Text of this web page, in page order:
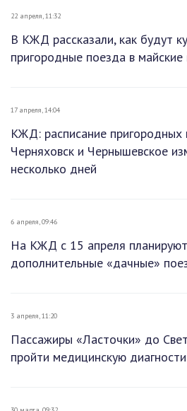
22 апреля, 11:32
В КЖД рассказали, как будут
пригородные поезда в майские
17 апреля, 14:04
КЖД: расписание пригородных
Черняховск и Чернышевское
несколько дней
6 апреля, 09:46
На КЖД с 15 апреля
дополнительные «дачные»
3 апреля, 11:20
Пассажиры «Ласточки» до
пройти медицинскую